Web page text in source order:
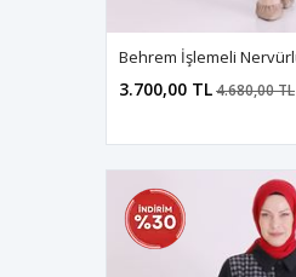
3.700,00 TL4.680,00 TL